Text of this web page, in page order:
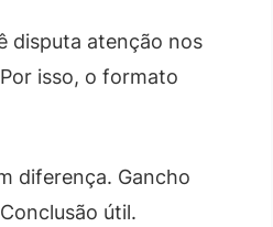
disputa atenção nos
isso, o formato
diferença. Gancho
útil.